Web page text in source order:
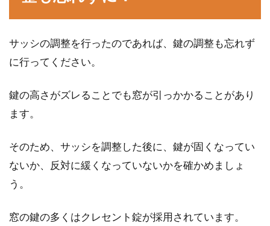
サッシの調整を行ったのであれば、鍵の調整も忘れず
に行ってください。
鍵の高さがズレることでも窓が引っかかることがあり
ます。
そのため、サッシを調整した後に、鍵が固くなってい
ないか、反対に緩くなっていないかを確かめましょ
う。
窓の鍵の多くはクレセント錠が採用されています。